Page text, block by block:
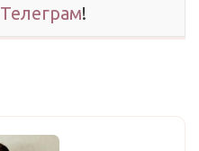
Телеграм!